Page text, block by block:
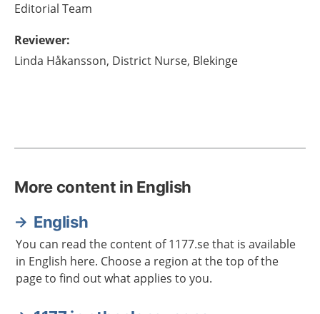
Editorial Team
Reviewer:
Linda Håkansson, District Nurse, Blekinge
More content in English
English
You can read the content of 1177.se that is available
in English here. Choose a region at the top of the
page to find out what applies to you.